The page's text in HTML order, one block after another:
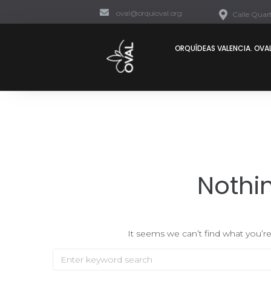
oval@orquioval.org Calle
ORQUÍDEAS VALENCIA.
It seems we can’t find what